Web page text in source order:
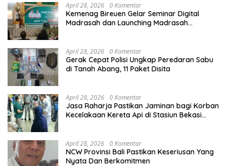
April 28, 2026 0 Komentar
Kemenag Bireuen Gelar Seminar Digital
Madrasah dan Launching Madrasah
April 28, 2026 0 Komentar
Gerak Cepat Polisi Ungkap Peredaran Sabu
di Tanah Abang, 11 Paket Disita
April 28, 2026 0 Komentar
Jasa Raharja Pastikan Jaminan bagi Korban
Kecelakaan Kereta Api di Stasiun Bekasi
April 28, 2026 0 Komentar
NCW Provinsi Bali Pastikan Keseriusan Yang
Nyata Dan Berkomitmen